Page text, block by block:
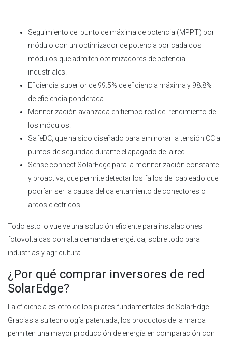
Seguimiento del punto de máxima de potencia (MPPT) por
módulo con un optimizador de potencia por cada dos
módulos que admiten optimizadores de potencia
industriales.
Eficiencia superior de 99.5% de eficiencia máxima y 98.8%
de eficiencia ponderada.
Monitorización avanzada en tiempo real del rendimiento de
los módulos.
SafeDC, que ha sido diseñado para aminorar la tensión CC a
puntos de seguridad durante el apagado de la red.
Sense connect SolarEdge para la monitorización constante
y proactiva, que permite detectar los fallos del cableado que
podrían ser la causa del calentamiento de conectores o
arcos eléctricos.
Todo esto lo vuelve una solución eficiente para instalaciones
fotovoltaicas con alta demanda energética, sobre todo para
industrias y agricultura.
¿Por qué comprar inversores de red
SolarEdge?
La eficiencia es otro de los pilares fundamentales de SolarEdge.
Gracias a su tecnología patentada, los productos de la marca
permiten una mayor producción de energía en comparación con